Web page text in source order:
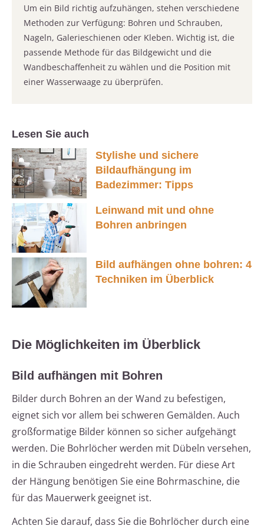
Um ein Bild richtig aufzuhängen, stehen verschiedene
Methoden zur Verfügung: Bohren und Schrauben,
Nageln, Galerieschienen oder Kleben. Wichtig ist, die
passende Methode für das Bildgewicht und die
Wandbeschaffenheit zu wählen und die Position mit
einer Wasserwaage zu überprüfen.
Lesen Sie auch
Stylishe und sichere
Bildaufhängung im
Badezimmer: Tipps
Leinwand mit und ohne
Bohren anbringen
Bild aufhängen ohne bohren: 4
Techniken im Überblick
Die Möglichkeiten im Überblick
Bild aufhängen mit Bohren
Bilder durch Bohren an der Wand zu befestigen,
eignet sich vor allem bei schweren Gemälden. Auch
großformatige Bilder können so sicher aufgehängt
werden. Die Bohrlöcher werden mit Dübeln versehen,
in die Schrauben eingedreht werden. Für diese Art
der Hängung benötigen Sie eine Bohrmaschine, die
für das Mauerwerk geeignet ist.
Achten Sie darauf, dass Sie die Bohrlöcher durch eine